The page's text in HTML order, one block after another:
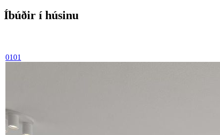
Íbúðir í húsinu
0101